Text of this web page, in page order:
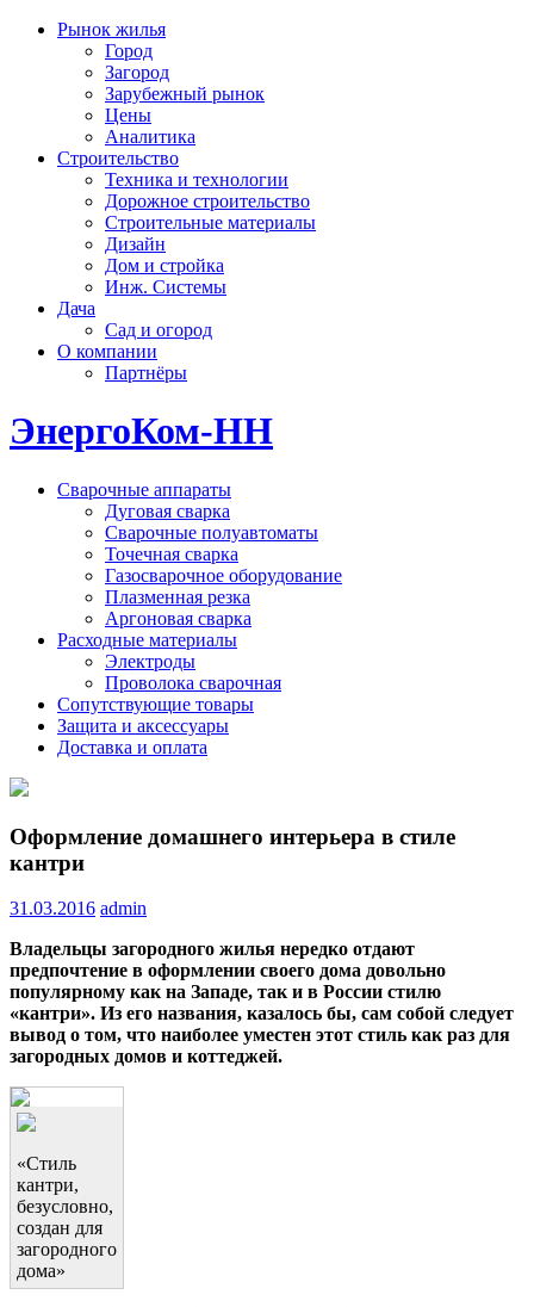
Рынок жилья
Город
Загород
Зарубежный рынок
Цены
Аналитика
Строительство
Техника и технологии
Дорожное строительство
Строительные материалы
Дизайн
Дом и стройка
Инж. Системы
Дача
Сад и огород
О компании
Партнёры
ЭнергоКом-НН
Сварочные аппараты
Дуговая сварка
Сварочные полуавтоматы
Точечная сварка
Газосварочное оборудование
Плазменная резка
Аргоновая сварка
Расходные материалы
Электроды
Проволока сварочная
Сопутствующие товары
Защита и аксессуары
Доставка и оплата
Оформление домашнего интерьера в стиле
кантри
31.03.2016 admin
Владельцы загородного жилья нередко отдают
предпочтение в оформлении своего дома довольно
популярному как на Западе, так и в России стилю
«кантри». Из его названия, казалось бы, сам собой следует
вывод о том, что наиболее уместен этот стиль как раз для
загородных домов и коттеджей.
«Стиль
кантри,
безусловно,
создан для
загородного
дома»